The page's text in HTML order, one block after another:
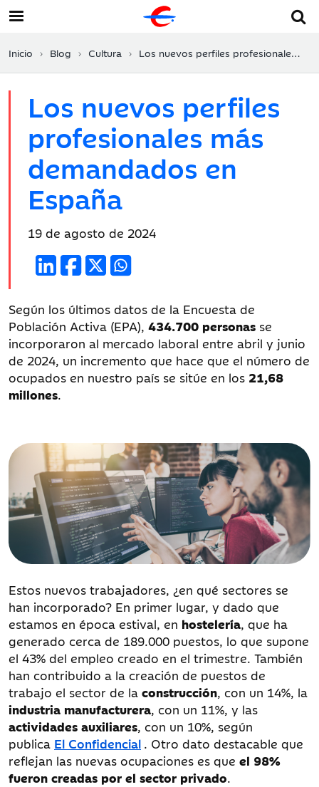
Inicio Blog Cultura Los nuevos perfiles profesionales más demandados en España
Los nuevos perfiles
profesionales más
demandados en
España
Fecha
publicación:
19 de agosto de 2024
Según los últimos datos de la Encuesta de
Población Activa (EPA), 434.700 personas se
incorporaron al mercado laboral entre abril y junio
de 2024, un incremento que hace que el número de
ocupados en nuestro país se sitúe en los 21,68
millones.
Estos nuevos trabajadores, ¿en qué sectores se
han incorporado? En primer lugar, y dado que
estamos en época estival, en hostelería, que ha
generado cerca de 189.000 puestos, lo que supone
el 43% del empleo creado en el trimestre. También
han contribuido a la creación de puestos de
trabajo el sector de la construcción, con un 14%, la
industria manufacturera, con un 11%, y las
actividades auxiliares, con un 10%, según
publica El Confidencial . Otro dato destacable que
reflejan las nuevas ocupaciones es que el 98%
fueron creadas por el sector privado.